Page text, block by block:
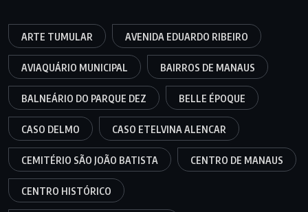
ARTE TUMULAR AVENIDA EDUARDO RIBEIRO
AVIAQUÁRIO MUNICIPAL BAIRROS DE MANAUS
BALNEÁRIO DO PARQUE DEZ BELLE ÉPOQUE
CASO DELMO CASO ETELVINA ALENCAR
CEMITÉRIO SÃO JOÃO BATISTA CENTRO DE MANAUS
CENTRO HISTÓRICO